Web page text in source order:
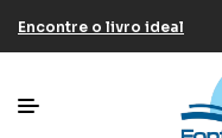
Encontre o livro ideal